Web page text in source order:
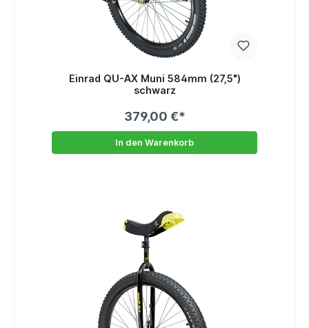
Einrad QU-AX Muni 584mm (27,5")
schwarz
379,00 €*
In den Warenkorb